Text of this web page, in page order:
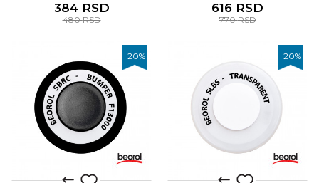
384 RSD
480RSD
616 RSD
770RSD
20% 20%